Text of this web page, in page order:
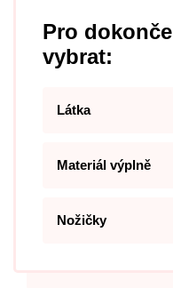
Pro
vybrat:
Látka
Materiál výplně
Nožičky